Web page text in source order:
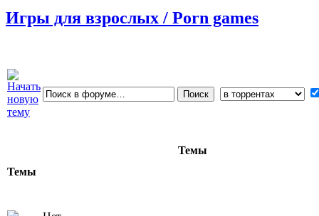
Игры для взрослых / Porn games
Темы
Темы